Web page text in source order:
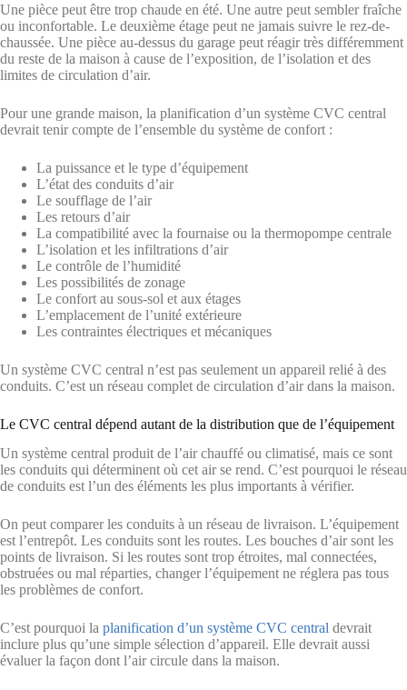
Une pièce peut être trop chaude en été. Une autre peut sembler fraîche
ou inconfortable. Le deuxième étage peut ne jamais suivre le rez-de-
chaussée. Une pièce au-dessus du garage peut réagir très différemment
du reste de la maison à cause de l’exposition, de l’isolation et des
limites de circulation d’air.
Pour une grande maison, la planification d’un système CVC central
devrait tenir compte de l’ensemble du système de confort :
La puissance et le type d’équipement
L’état des conduits d’air
Le soufflage de l’air
Les retours d’air
La compatibilité avec la fournaise ou la thermopompe centrale
L’isolation et les infiltrations d’air
Le contrôle de l’humidité
Les possibilités de zonage
Le confort au sous-sol et aux étages
L’emplacement de l’unité extérieure
Les contraintes électriques et mécaniques
Un système CVC central n’est pas seulement un appareil relié à des
conduits. C’est un réseau complet de circulation d’air dans la maison.
Le CVC central dépend autant de la distribution que de l’équipement
Un système central produit de l’air chauffé ou climatisé, mais ce sont
les conduits qui déterminent où cet air se rend. C’est pourquoi le réseau
de conduits est l’un des éléments les plus importants à vérifier.
On peut comparer les conduits à un réseau de livraison. L’équipement
est l’entrepôt. Les conduits sont les routes. Les bouches d’air sont les
points de livraison. Si les routes sont trop étroites, mal connectées,
obstruées ou mal réparties, changer l’équipement ne réglera pas tous
les problèmes de confort.
C’est pourquoi la planification d’un système CVC central devrait
inclure plus qu’une simple sélection d’appareil. Elle devrait aussi
évaluer la façon dont l’air circule dans la maison.